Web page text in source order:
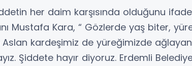
her daim karşısında olduğunu
Mustafa Kara, “ Gözlerde yaş biter,
Aslan kardeşimiz de yüreğimizde
Şiddete hayır diyoruz. Erdemli